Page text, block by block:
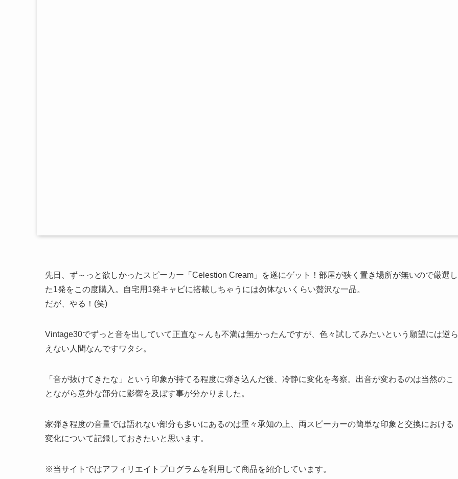
先日、ず～っと欲しかったスピーカー「Celestion Cream」を遂にゲット！部屋が狭く置き場所が無いので厳選し
た1発をこの度購入。自宅用1発キャビに搭載しちゃうには勿体ないくらい贅沢な一品。
だが、やる！(笑)
Vintage30でずっと音を出していて正直な～んも不満は無かったんですが、色々試してみたいという願望には逆ら
えない人間なんですワタシ。
「音が抜けてきたな」という印象が持てる程度に弾き込んだ後、冷静に変化を考察。出音が変わるのは当然のこ
とながら意外な部分に影響を及ぼす事が分かりました。
家弾き程度の音量では語れない部分も多いにあるのは重々承知の上、両スピーカーの簡単な印象と交換における
変化について記録しておきたいと思います。
※当サイトではアフィリエイトプログラムを利用して商品を紹介しています。